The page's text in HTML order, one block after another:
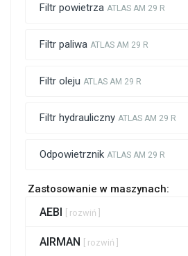
Filtr powietrza ATLAS AM 29 R
Filtr paliwa ATLAS AM 29 R
Filtr oleju ATLAS AM 29 R
Filtr hydrauliczny ATLAS AM 29 R
Odpowietrznik ATLAS AM 29 R
Zastosowanie w maszynach:
AEBI [ rozwiń ]
AIRMAN [ rozwiń ]